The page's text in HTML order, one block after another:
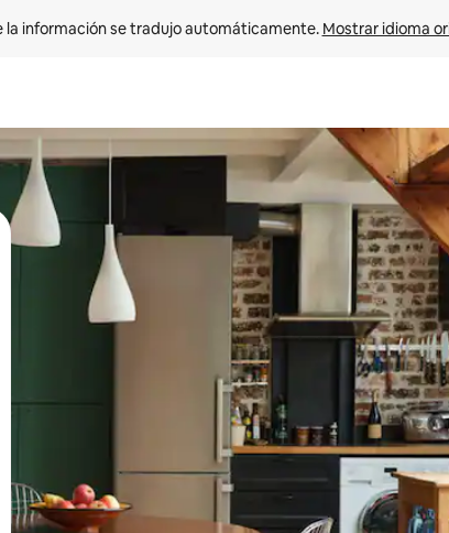
la información se tradujo automáticamente. Mostrar idioma
de flecha hacia arriba y hacia abajo o explorá